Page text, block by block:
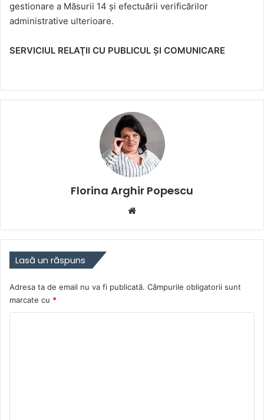
gestionare a Măsurii 14 și efectuării verificărilor
administrative ulterioare.
SERVICIUL RELAŢII CU PUBLICUL ŞI COMUNICARE
Florina Arghir Popescu
Lasă un răspuns
Adresa ta de email nu va fi publicată. Câmpurile obligatorii sunt
marcate cu *